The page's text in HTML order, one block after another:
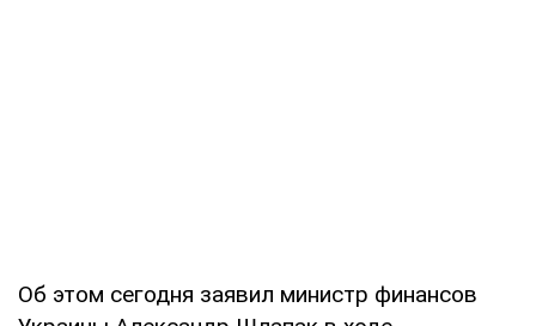
Об этом сегодня заявил министр финансов